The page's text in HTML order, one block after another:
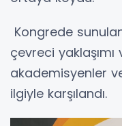
Kongrede
çevreci
akademisyenler
ilgiyle karşılandı.